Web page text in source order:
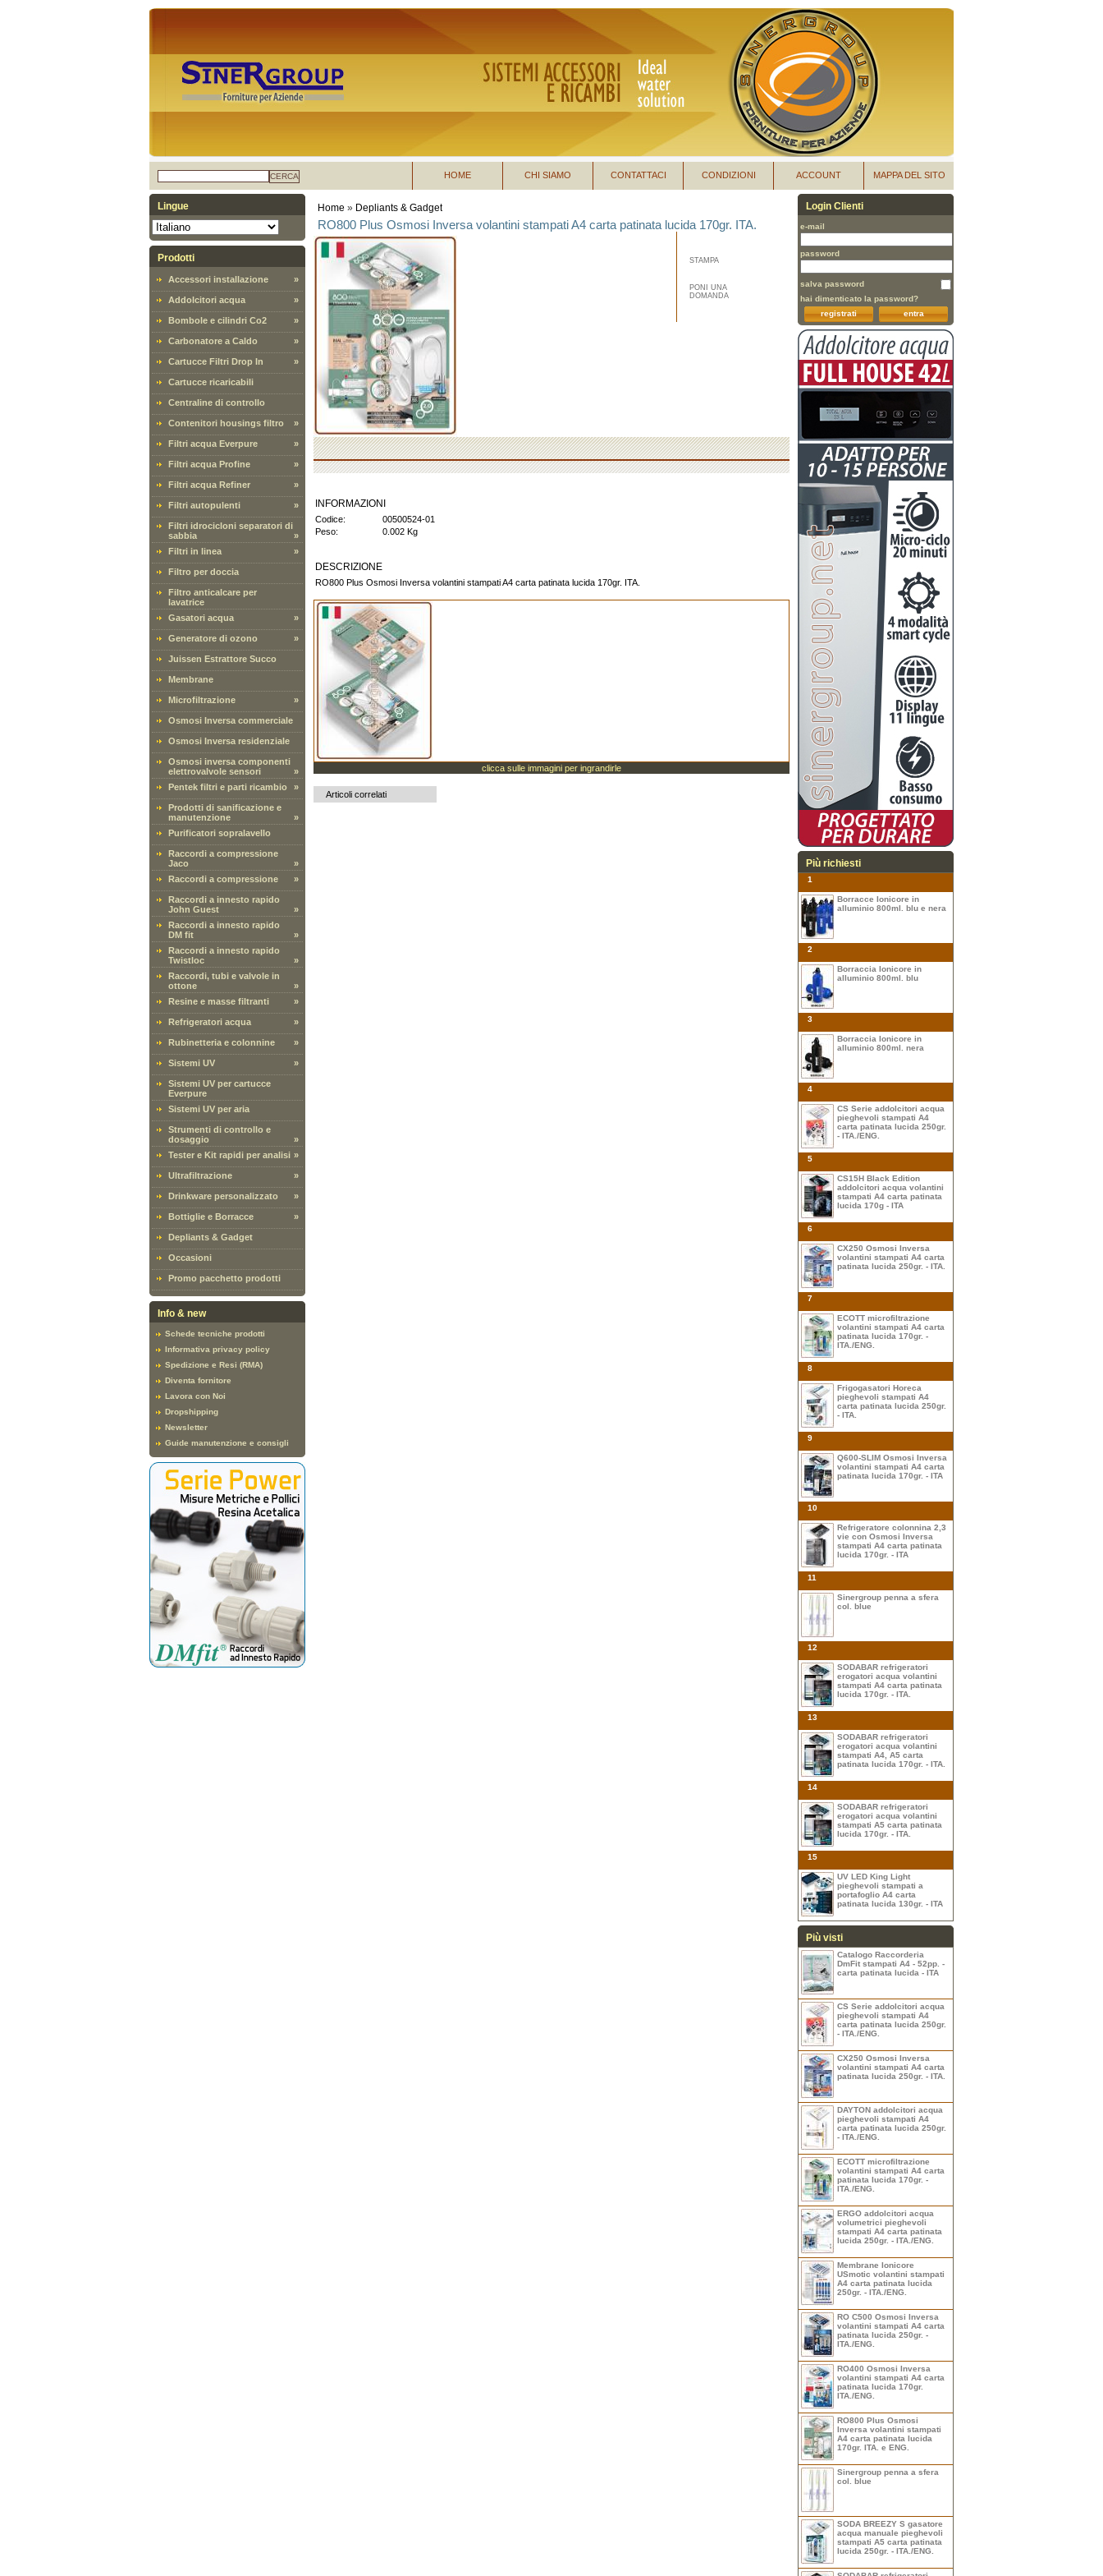
CERCA MAPPA DEL SITO
ACCOUNT
CONDIZIONI
CONTATTACI
CHI SIAMO
HOME
Lingue
Prodotti
Accessori installazione »
Addolcitori acqua »
Bombole e cilindri Co2 »
Carbonatore a Caldo »
Cartucce Filtri Drop In »
Cartucce ricaricabili
Centraline di controllo
Contenitori housings filtro »
Filtri acqua Everpure »
Filtri acqua Profine »
Filtri acqua Refiner »
Filtri autopulenti »
Filtri idrocicloni separatori di
sabbia
»
Filtri in linea
»
Filtro per doccia
Filtro anticalcare per
lavatrice
Gasatori acqua
»
Generatore di ozono »
Juissen Estrattore Succo
Membrane
Microfiltrazione »
Osmosi Inversa commerciale
Osmosi Inversa residenziale
Osmosi inversa componenti
elettrovalvole sensori
»
Pentek filtri e parti ricambio
»
Prodotti di sanificazione e
manutenzione
»
Purificatori sopralavello
Raccordi a compressione
Jaco
»
Raccordi a compressione
»
Raccordi a innesto rapido
John Guest
»
Raccordi a innesto rapido
DM fit
»
Raccordi a innesto rapido
Twistloc
»
Raccordi, tubi e valvole in
ottone
»
Resine e masse filtranti
»
Refrigeratori acqua »
Rubinetteria e colonnine »
Sistemi UV »
Sistemi UV per cartucce
Everpure
Sistemi UV per aria
Strumenti di controllo e
dosaggio
»
Tester e Kit rapidi per analisi »
Ultrafiltrazione »
Drinkware personalizzato »
Bottiglie e Borracce »
Depliants & Gadget
Occasioni
Promo pacchetto prodotti
Info & new
Schede tecniche prodotti
Informativa privacy policy
Spedizione e Resi (RMA)
Diventa fornitore
Lavora con Noi
Dropshipping
Newsletter
Guide manutenzione e consigli
Home » Depliants & Gadget
RO800 Plus Osmosi Inversa volantini stampati A4 carta patinata lucida 170gr. ITA.
STAMPA
PONI UNA
DOMANDA
INFORMAZIONI
Codice:
00500524-01
Peso:
0.002 Kg
DESCRIZIONE
RO800 Plus Osmosi Inversa volantini stampati A4 carta patinata lucida 170gr. ITA.
clicca sulle immagini per ingrandirle
Articoli correlati
Login Clienti
e-mail
password
salva password
hai dimenticato la password?
entra
registrati
Più richiesti
1
Borracce Ionicore in
alluminio 800ml. blu e nera
2
Borraccia Ionicore in
alluminio 800ml. blu
3
Borraccia Ionicore in
alluminio 800ml. nera
4
CS Serie addolcitori acqua
pieghevoli stampati A4
carta patinata lucida 250gr.
- ITA./ENG.
5
CS15H Black Edition
addolcitori acqua volantini
stampati A4 carta patinata
lucida 170g - ITA
6
CX250 Osmosi Inversa
volantini stampati A4 carta
patinata lucida 250gr. - ITA.
7
ECOTT microfiltrazione
volantini stampati A4 carta
patinata lucida 170gr. -
ITA./ENG.
8
Frigogasatori Horeca
pieghevoli stampati A4
carta patinata lucida 250gr.
- ITA.
9
Q600-SLIM Osmosi Inversa
volantini stampati A4 carta
patinata lucida 170gr. - ITA
10
Refrigeratore colonnina 2,3
vie con Osmosi Inversa
stampati A4 carta patinata
lucida 170gr. - ITA
11
Sinergroup penna a sfera
col. blue
12
SODABAR refrigeratori
erogatori acqua volantini
stampati A4 carta patinata
lucida 170gr. - ITA.
13
SODABAR refrigeratori
erogatori acqua volantini
stampati A4, A5 carta
patinata lucida 170gr. - ITA.
14
SODABAR refrigeratori
erogatori acqua volantini
stampati A5 carta patinata
lucida 170gr. - ITA.
15
UV LED King Light
pieghevoli stampati a
portafoglio A4 carta
patinata lucida 130gr. - ITA
Più visti
Catalogo Raccorderia
DmFit stampati A4 - 52pp. -
carta patinata lucida - ITA
CS Serie addolcitori acqua
pieghevoli stampati A4
carta patinata lucida 250gr.
- ITA./ENG.
CX250 Osmosi Inversa
volantini stampati A4 carta
patinata lucida 250gr. - ITA.
DAYTON addolcitori acqua
pieghevoli stampati A4
carta patinata lucida 250gr.
- ITA./ENG.
ECOTT microfiltrazione
volantini stampati A4 carta
patinata lucida 170gr. -
ITA./ENG.
ERGO addolcitori acqua
volumetrici pieghevoli
stampati A4 carta patinata
lucida 250gr. - ITA./ENG.
Membrane Ionicore
USmotic volantini stampati
A4 carta patinata lucida
250gr. - ITA./ENG.
RO C500 Osmosi Inversa
volantini stampati A4 carta
patinata lucida 250gr. -
ITA./ENG.
RO400 Osmosi Inversa
volantini stampati A4 carta
patinata lucida 170gr.
ITA./ENG.
RO800 Plus Osmosi
Inversa volantini stampati
A4 carta patinata lucida
170gr. ITA. e ENG.
Sinergroup penna a sfera
col. blue
SODA BREEZY S gasatore
acqua manuale pieghevoli
stampati A5 carta patinata
lucida 250gr. - ITA./ENG.